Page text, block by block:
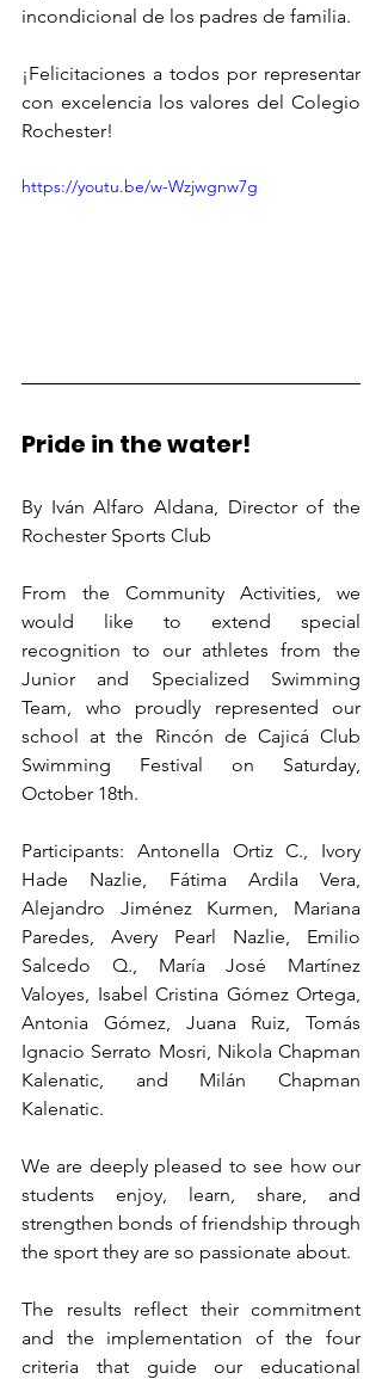
incondicional de los padres de familia.
¡Felicitaciones a todos por representar
con excelencia los valores del Colegio
Rochester!
https://youtu.be/w-Wzjwgnw7g
Pride in the water!
By Iván Alfaro Aldana, Director of the
Rochester Sports Club
From the Community Activities, we
would like to extend special
recognition to our athletes from the
Junior and Specialized Swimming
Team, who proudly represented our
school at the Rincón de Cajicá Club
Swimming Festival on Saturday,
October 18th.
Participants: Antonella Ortiz C., Ivory
Hade Nazlie, Fátima Ardila Vera,
Alejandro Jiménez Kurmen, Mariana
Paredes, Avery Pearl Nazlie, Emilio
Salcedo Q., María José Martínez
Valoyes, Isabel Cristina Gómez Ortega,
Antonia Gómez, Juana Ruiz, Tomás
Ignacio Serrato Mosri, Nikola Chapman
Kalenatic, and Milán Chapman
Kalenatic.
We are deeply pleased to see how our
students enjoy, learn, share, and
strengthen bonds of friendship through
the sport they are so passionate about.
The results reflect their commitment
and the implementation of the four
criteria that guide our educational